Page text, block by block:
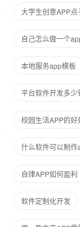
大学生创意APP点
自己怎么做一个
本地服务app模板
平台软件开发多少
校园生活APP的好
什么软件可以制
自律APP如何盈利
软件定制化开发